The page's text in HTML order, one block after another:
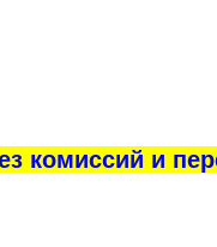
комиссий и